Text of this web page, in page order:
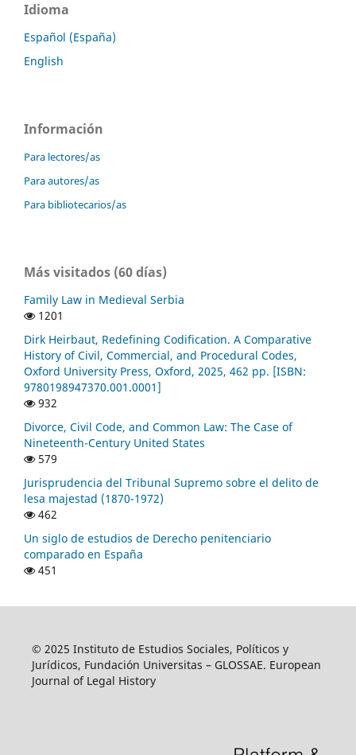
Idioma
Español (España)
English
Información
Para lectores/as
Para autores/as
Para bibliotecarios/as
Más visitados (60 días)
Family Law in Medieval Serbia
1201
Dirk Heirbaut, Redefining Codification. A Comparative
History of Civil, Commercial, and Procedural Codes,
Oxford University Press, Oxford, 2025, 462 pp. [ISBN:
9780198947370.001.0001]
932
Divorce, Civil Code, and Common Law: The Case of
Nineteenth-Century United States
579
Jurisprudencia del Tribunal Supremo sobre el delito de
lesa majestad (1870-1972)
462
Un siglo de estudios de Derecho penitenciario
comparado en España
451
© 2025 Instituto de Estudios Sociales, Políticos y
Jurídicos, Fundación Universitas – GLOSSAE. European
Journal of Legal History